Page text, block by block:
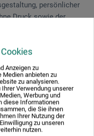
Anzeigen zu
Medien anbieten zu
zu analysieren.
Verwendung unserer
Werbung und
diese Informationen
die Sie ihnen
Ihrer Nutzung der
zu unseren
nutzen.
persönlicher
Druck sowie der
und aufstrebende
Sichtbarkeit erhöhen,
ihr Kunstbusiness